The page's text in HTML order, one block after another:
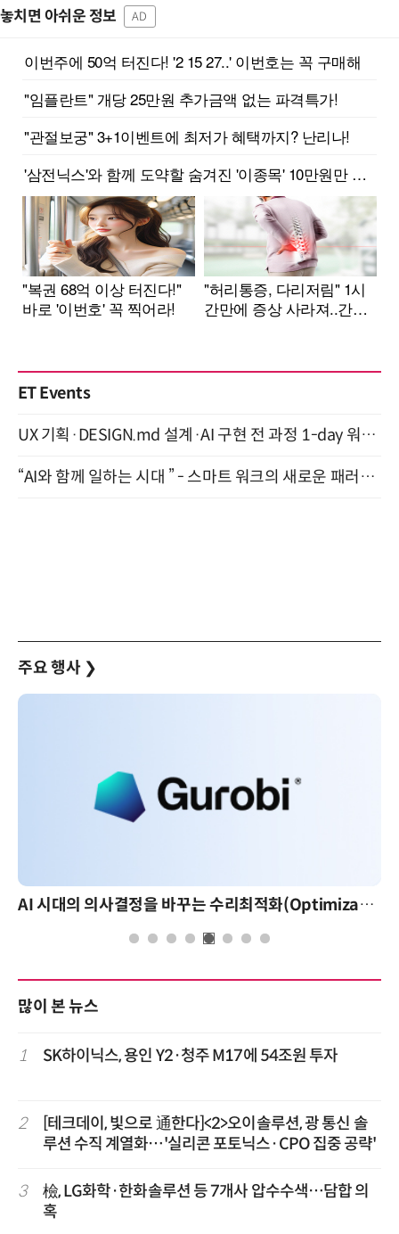
놓치면 아쉬운 정보 AD
ET Events
UX 기획·DESIGN.md 설계·AI 구현 전 과정 1-day 워크숍 with Claude Code·Codex 9월 15일 개최
“AI와 함께 일하는 시대 ” - 스마트 워크의 새로운 패러다임 (9/11)
주요 행사 ❯
AI 시대의 의사결정을 바꾸는 수리최적화(Optimization): 실제 산업 적용 사례와 활용 전략 AI 핀옵스 실전 세미나: 폭증하
많이 본 뉴스
1 SK하이닉스, 용인 Y2·청주 M17에 54조원 투자
2
[테크데이, 빛으로 通한다]<2>오이솔루션, 광 통신 솔
루션 수직 계열화…'실리콘 포토닉스·CPO 집중 공략'
3
檢, LG화학·한화솔루션 등 7개사 압수수색…담합 의
혹